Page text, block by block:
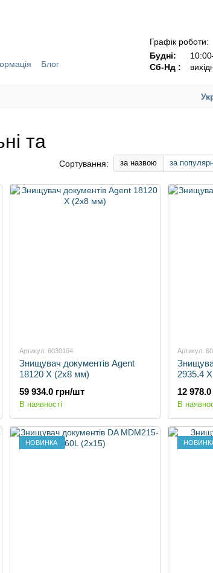
Блог
Графік роботи:
Будні:
Сб-Нд :
та
Сортування: за назвою за
Артикул: 6030104
Знищувач документів Agent
18120 X (2x8 мм)
59 934.0 грн/шт
В наявності
Артикул:
2935.4
12
В
НОВИНКА